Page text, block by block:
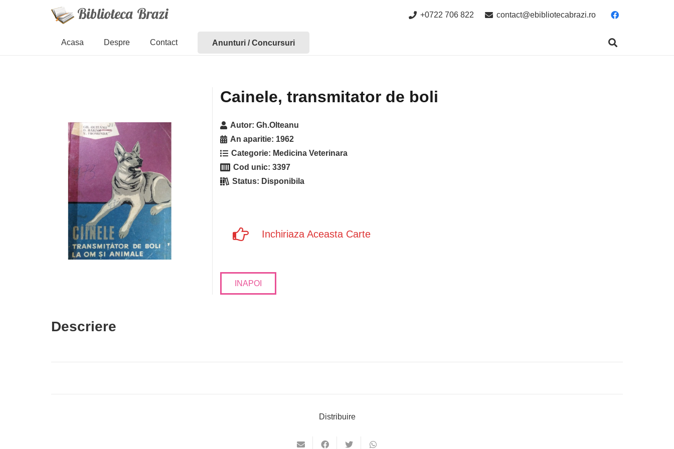
+0722 706 822 contact@ebibliotecabrazi.ro
Acasa Despre Contact Anunturi / Concursuri
Cainele, transmitator de boli
Autor:Gh.Olteanu
An aparitie: 1962
Categorie: Medicina Veterinara
Cod unic:3397
Status: Disponibila
Inchiriaza Aceasta Carte
INAPOI
Descriere
Distribuire